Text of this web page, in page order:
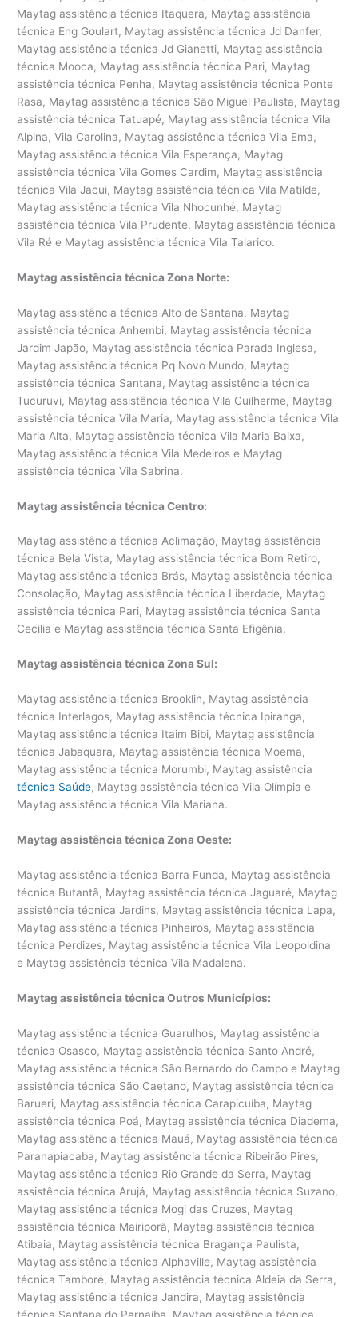
Maytag assistência técnica Itaquera, Maytag assistência
técnica Eng Goulart, Maytag assistência técnica Jd Danfer,
Maytag assistência técnica Jd Gianetti, Maytag assistência
técnica Mooca, Maytag assistência técnica Pari, Maytag
assistência técnica Penha, Maytag assistência técnica Ponte
Rasa, Maytag assistência técnica São Miguel Paulista, Maytag
assistência técnica Tatuapé, Maytag assistência técnica Vila
Alpina, Vila Carolina, Maytag assistência técnica Vila Ema,
Maytag assistência técnica Vila Esperança, Maytag
assistência técnica Vila Gomes Cardim, Maytag assistência
técnica Vila Jacui, Maytag assistência técnica Vila Matilde,
Maytag assistência técnica Vila Nhocunhé, Maytag
assistência técnica Vila Prudente, Maytag assistência técnica
Vila Ré e Maytag assistência técnica Vila Talarico.
Maytag assistência técnica Zona Norte:
Maytag assistência técnica Alto de Santana, Maytag
assistência técnica Anhembi, Maytag assistência técnica
Jardim Japão, Maytag assistência técnica Parada Inglesa,
Maytag assistência técnica Pq Novo Mundo, Maytag
assistência técnica Santana, Maytag assistência técnica
Tucuruvi, Maytag assistência técnica Vila Guilherme, Maytag
assistência técnica Vila Maria, Maytag assistência técnica Vila
Maria Alta, Maytag assistência técnica Vila Maria Baixa,
Maytag assistência técnica Vila Medeiros e Maytag
assistência técnica Vila Sabrina.
Maytag assistência técnica Centro:
Maytag assistência técnica Aclimação, Maytag assistência
técnica Bela Vista, Maytag assistência técnica Bom Retiro,
Maytag assistência técnica Brás, Maytag assistência técnica
Consolação, Maytag assistência técnica Liberdade, Maytag
assistência técnica Pari, Maytag assistência técnica Santa
Cecilia e Maytag assistência técnica Santa Efigênia.
Maytag assistência técnica Zona Sul:
Maytag assistência técnica Brooklin, Maytag assistência
técnica Interlagos, Maytag assistência técnica Ipiranga,
Maytag assistência técnica Itaim Bibi, Maytag assistência
técnica Jabaquara, Maytag assistência técnica Moema,
Maytag assistência técnica Morumbi, Maytag assistência
técnica Saúde, Maytag assistência técnica Vila Olímpia e
Maytag assistência técnica Vila Mariana.
Maytag assistência técnica Zona Oeste:
Maytag assistência técnica Barra Funda, Maytag assistência
técnica Butantã, Maytag assistência técnica Jaguaré, Maytag
assistência técnica Jardins, Maytag assistência técnica Lapa,
Maytag assistência técnica Pinheiros, Maytag assistência
técnica Perdizes, Maytag assistência técnica Vila Leopoldina
e Maytag assistência técnica Vila Madalena.
Maytag assistência técnica Outros Municípios:
Maytag assistência técnica Guarulhos, Maytag assistência
técnica Osasco, Maytag assistência técnica Santo André,
Maytag assistência técnica São Bernardo do Campo e Maytag
assistência técnica São Caetano, Maytag assistência técnica
Barueri, Maytag assistência técnica Carapicuíba, Maytag
assistência técnica Poá, Maytag assistência técnica Diadema,
Maytag assistência técnica Mauá, Maytag assistência técnica
Paranapiacaba, Maytag assistência técnica Ribeirão Pires,
Maytag assistência técnica Rio Grande da Serra, Maytag
assistência técnica Arujá, Maytag assistência técnica Suzano,
Maytag assistência técnica Mogi das Cruzes, Maytag
assistência técnica Mairiporã, Maytag assistência técnica
Atibaia, Maytag assistência técnica Bragança Paulista,
Maytag assistência técnica Alphaville, Maytag assistência
técnica Tamboré, Maytag assistência técnica Aldeia da Serra,
Maytag assistência técnica Jandira, Maytag assistência
técnica Santana do Parnaíba, Maytag assistência técnica